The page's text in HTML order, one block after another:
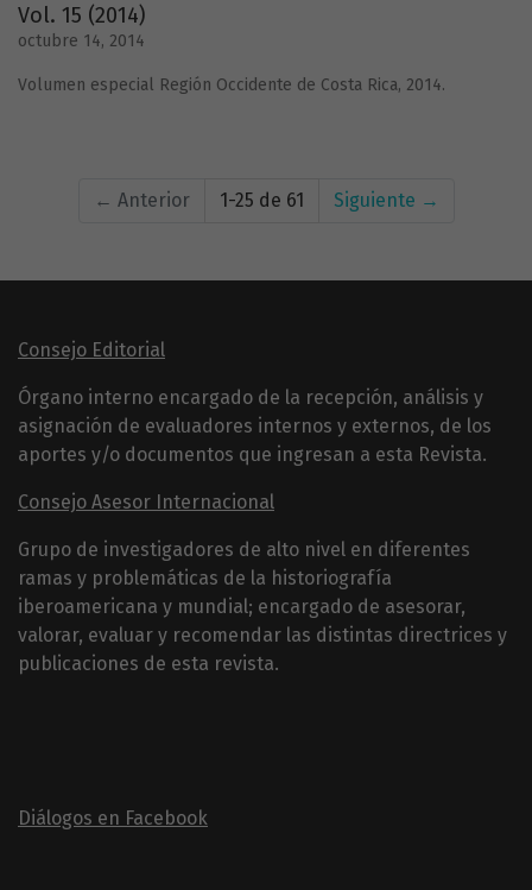
Vol. 15 (2014)
octubre 14, 2014
Volumen especial Región Occidente de Costa Rica, 2014.
← Anterior 1-25 de 61 Siguiente →
Consejo Editorial
Órgano interno encargado de la recepción, análisis y
asignación de evaluadores internos y externos, de los
aportes y/o documentos que ingresan a esta Revista.
Consejo Asesor Internacional
Grupo de investigadores de alto nivel en diferentes
ramas y problemáticas de la historiografía
iberoamericana y mundial; encargado de asesorar,
valorar, evaluar y recomendar las distintas directrices y
publicaciones de esta revista.
Diálogos en Facebook